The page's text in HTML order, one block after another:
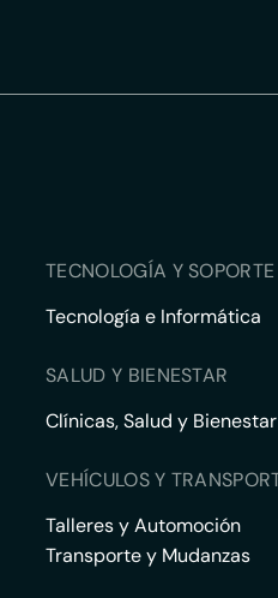
TECNOLOGÍA Y
Tecnología e Informática
SALUD Y BIENESTAR
Clínicas, Salud y Bienestar
VEHÍCULOS Y
Talleres y Automoción
Transporte y Mudanzas